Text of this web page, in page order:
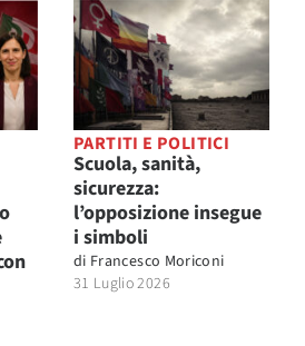
PARTITI E POLITICI
Scuola, sanità,
sicurezza:
l’opposizione insegue
i simboli
di Francesco Moriconi
31 Luglio 2026